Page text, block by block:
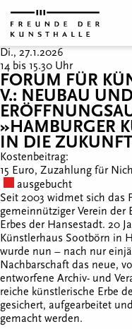
Di., 27.1.2026
14 bis 15.30 Uhr
FORUM FÜR
V.: NEUBAU
»HAMBURGER
IN DIE
Kostenbeitrag:
15 Euro, Zuzahlung für
ausgebucht
Seit 2003 widmet sich das
gemeinnütziger Verein der
Erbes der Hansestadt. 20
Künstlerhaus Sootbörn in
wurde nun – nach nur
Nachbarschaft das neue,
entworfene Archiv- und
reiche künstlerische Erbe
gesichert, aufgearbeitet
gemacht werden.